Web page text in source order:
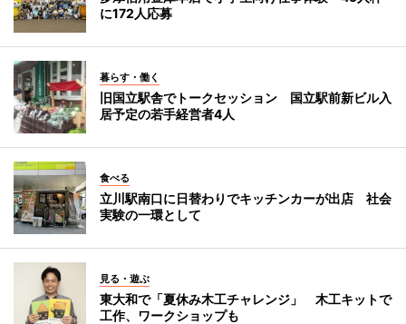
に172人応募
暮らす・働く
旧国立駅舎でトークセッション 国立駅前新ビル入
居予定の若手経営者4人
食べる
立川駅南口に日替わりでキッチンカーが出店 社会
実験の一環として
見る・遊ぶ
東大和で「夏休み木工チャレンジ」 木工キットで
工作、ワークショップも